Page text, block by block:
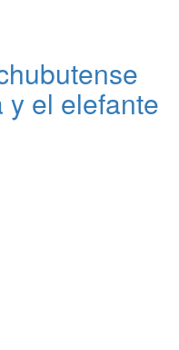
el elefante